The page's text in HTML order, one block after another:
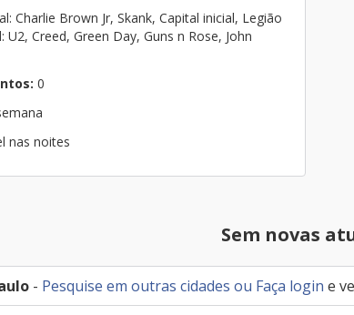
Charlie Brown Jr, Skank, Capital inicial, Legião
U2, Creed, Green Day, Guns n Rose, John
0
nas noites
Sem novas
- Pesquise em outras cidades ou Faça login e